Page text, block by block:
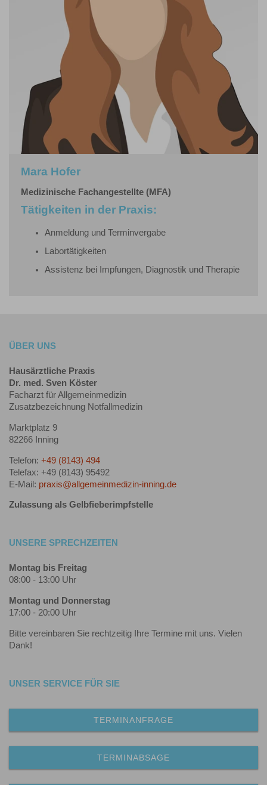
Mara Hofer
Medizinische Fachangestellte (MFA)
Tätigkeiten in der Praxis:
Anmeldung und Terminvergabe
Labortätigkeiten
Assistenz bei Impfungen, Diagnostik und Therapie
ÜBER UNS
Hausärztliche Praxis
Dr. med. Sven Köster
Facharzt für Allgemeinmedizin
Zusatzbezeichnung Notfallmedizin
Marktplatz 9
82266 Inning
Telefon: +49 (8143) 494
Telefax: +49 (8143) 95492
E-Mail: praxis@allgemeinmedizin-inning.de
Zulassung als Gelbfieberimpfstelle
UNSERE SPRECHZEITEN
Montag bis Freitag
08:00 - 13:00 Uhr
Montag und Donnerstag
17:00 - 20:00 Uhr
Bitte vereinbaren Sie rechtzeitig Ihre Termine mit uns. Vielen
Dank!
UNSER SERVICE FÜR SIE
TERMINANFRAGE
TERMINABSAGE